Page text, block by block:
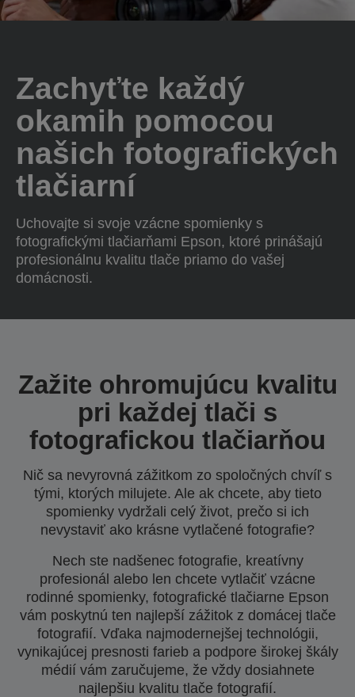
Zachyťte každý
okamih pomocou
našich fotografických
tlačiarní
Uchovajte si svoje vzácne spomienky s
fotografickými tlačiarňami Epson, ktoré prinášajú
profesionálnu kvalitu tlače priamo do vašej
domácnosti.
Zažite ohromujúcu kvalitu
pri každej tlači s
fotografickou tlačiarňou
Nič sa nevyrovná zážitkom zo spoločných chvíľ s
tými, ktorých milujete. Ale ak chcete, aby tieto
spomienky vydržali celý život, prečo si ich
nevystaviť ako krásne vytlačené fotografie?
Nech ste nadšenec fotografie, kreatívny
profesionál alebo len chcete vytlačiť vzácne
rodinné spomienky, fotografické tlačiarne Epson
vám poskytnú ten najlepší zážitok z domácej tlače
fotografií. Vďaka najmodernejšej technológii,
vynikajúcej presnosti farieb a podpore širokej škály
médií vám zaručujeme, že vždy dosiahnete
najlepšiu kvalitu tlače fotografií.